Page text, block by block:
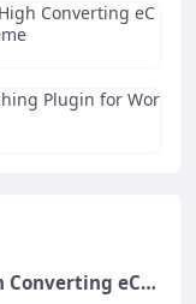
Converting eC
Plugin for Wor
MinimogWP (v3.9.6) The High Converting eCommerce WordPress Theme